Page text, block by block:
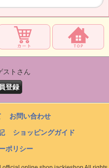
ストさん
登録
お問い合わせ
ショッピングガイド
ポリシー